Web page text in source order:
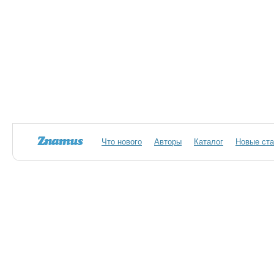
Что нового Авторы Каталог Новые